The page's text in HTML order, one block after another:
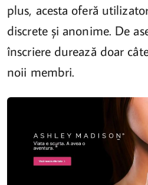
plus, acesta oferă
discrete și anonime. De
înscriere durează doar
noii membri.